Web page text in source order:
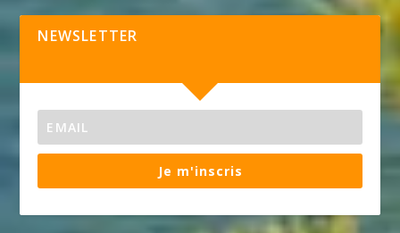
NEWSLETTER
Je m'inscris